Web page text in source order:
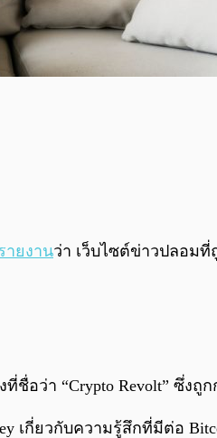
ายงานว่า เว็บไซต์ข่าวปลอม
ชื่อว่า “Crypto Revolt” ซึ่งถูก
เกี่ยวกับความรู้สึกที่มีต่อ